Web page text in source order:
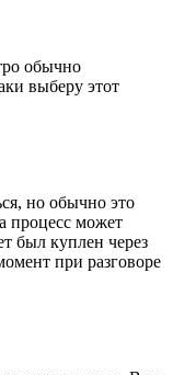
обычно
выберу этот
но обычно это
процесс может
был куплен через
при разговоре